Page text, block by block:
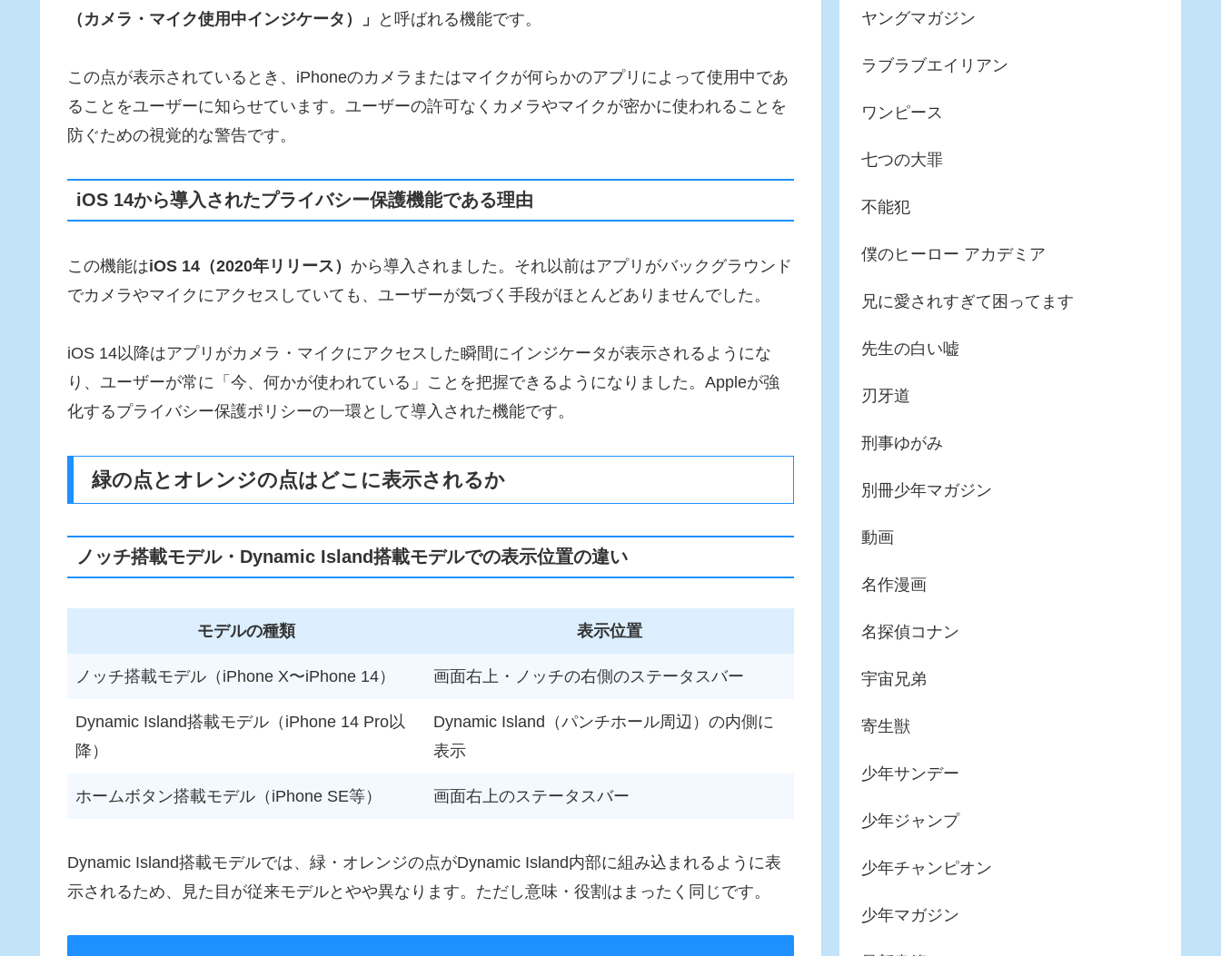
（カメラ・マイク使用中インジケータ）」
と呼ばれる機能です。
この点が表示されているとき、iPhoneのカメラまたはマイクが何らかのアプリによって使用中であ
ることをユーザーに知らせています。ユーザーの許可なくカメラやマイクが密かに使われることを
防ぐための視覚的な警告です。
iOS 14から導入されたプライバシー保護機能である理由
この機能はiOS 14（2020年リリース） から導入されました。それ以前はアプリがバックグラウンド
でカメラやマイクにアクセスしていても、ユーザーが気づく手段がほとんどありませんでした。
iOS 14以降はアプリがカメラ・マイクにアクセスした瞬間にインジケータが表示されるようにな
り、ユーザーが常に「今、何かが使われている」ことを把握できるようになりました。Appleが強
化するプライバシー保護ポリシーの一環として導入された機能です。
緑の点とオレンジの点はどこに表示されるか
ノッチ搭載モデル・Dynamic Island搭載モデルでの表示位置の違い
モデルの種類 表示位置
ノッチ搭載モデル（iPhone X〜iPhone 14） 画面右上・ノッチの右側のステータスバー
Dynamic Island搭載モデル（iPhone 14 Pro以
降）
Dynamic Island（パンチホール周辺）の内側に
表示
ホームボタン搭載モデル（iPhone SE等） 画面右上のステータスバー
Dynamic Island搭載モデルでは、緑・オレンジの点がDynamic Island内部に組み込まれるように表
示されるため、見た目が従来モデルとやや異なります。ただし意味・役割はまったく同じです。
ヤングマガジン
ラブラブエイリアン
ワンピース
七つの大罪
不能犯
僕のヒーロー アカデミア
兄に愛されすぎて困ってます
先生の白い嘘
刃牙道
刑事ゆがみ
別冊少年マガジン
動画
名作漫画
名探偵コナン
宇宙兄弟
寄生獣
少年サンデー
少年ジャンプ
少年チャンピオン
少年マガジン